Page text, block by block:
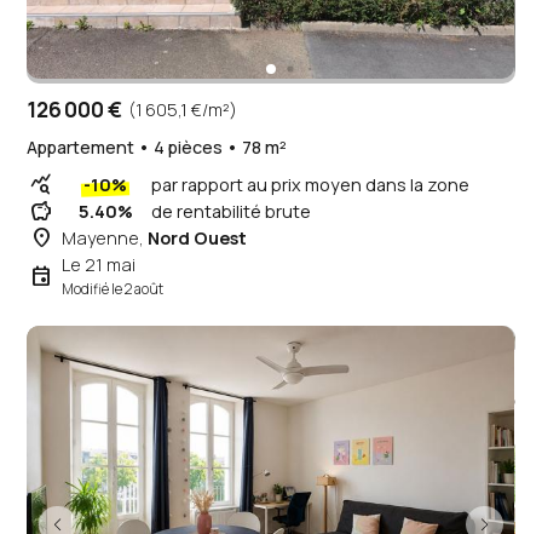
126 000 € (1 605,1 €/m²)
Appartement • 4 pièces • 78 m²
query_stats -10% par rapport au prix moyen dans la zone
savings 5.40% de rentabilité brute
place Mayenne, Nord Ouest
event Le 21 mai
Modifié le 2 août